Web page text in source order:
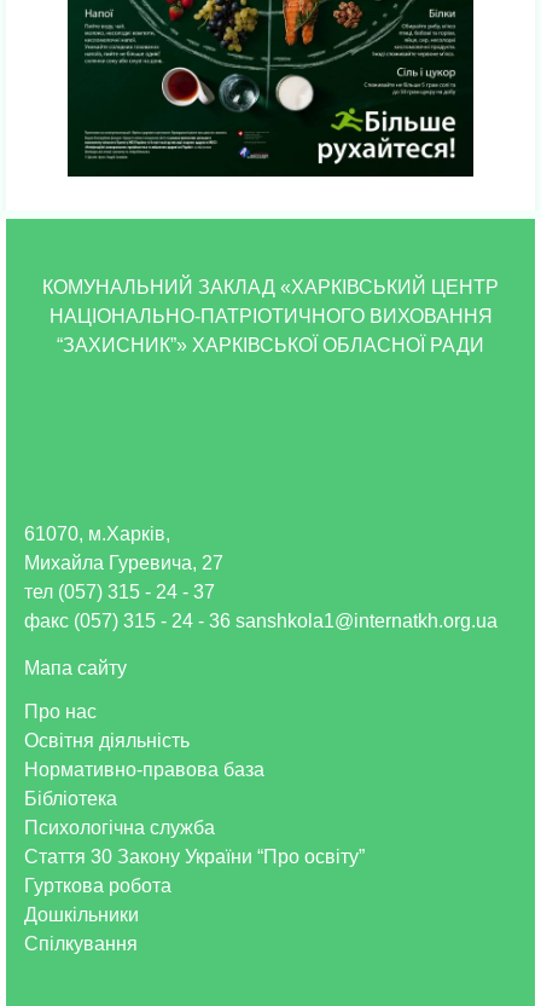
КОМУНАЛЬНИЙ ЗАКЛАД «ХАРКІВСЬКИЙ ЦЕНТР
НАЦІОНАЛЬНО-ПАТРІОТИЧНОГО ВИХОВАННЯ
“ЗАХИСНИК”» ХАРКІВСЬКОЇ ОБЛАСНОЇ РАДИ
Про нас
Освітня діяльність
Нормативно-правова база
Бібліотека
Психологічна служба
Стаття 30 Закону України “Про освіту”
Гурткова робота
Дошкільники
Спілкування
61070, м.Харків,
Михайла Гуревича, 27
тел (057) 315 - 24 - 37
факс (057) 315 - 24 - 36 sanshkola1@internatkh.org.ua
Мапа сайту